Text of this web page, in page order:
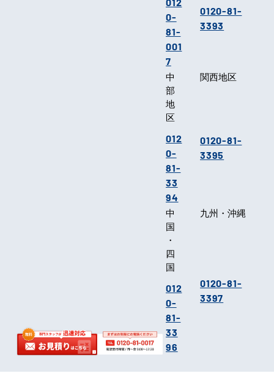
0-
81-
001
7
0120-81-
3393
中
部
地
区
012
0-
81-
33
94
関西地区
0120-81-
3395
中
国
・
四
国
012
0-
81-
33
96
九州・沖縄
0120-81-
3397